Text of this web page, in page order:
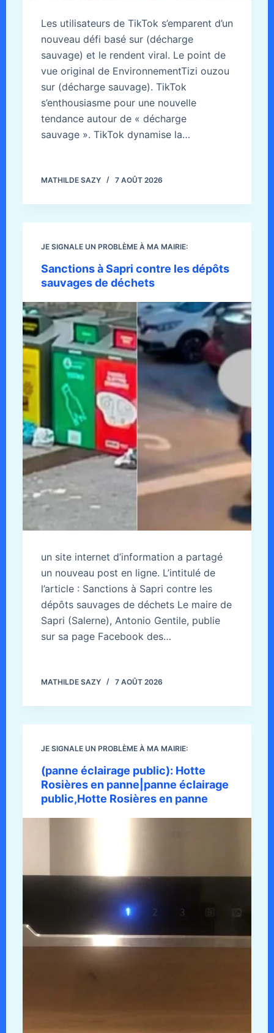
Les utilisateurs de TikTok s’emparent d’un
nouveau défi basé sur (décharge
sauvage) et le rendent viral. Le point de
vue original de EnvironnementTizi ouzou
sur (décharge sauvage). TikTok
s’enthousiasme pour une nouvelle
tendance autour de « décharge
sauvage ». TikTok dynamise la…
MATHILDE SAZY 7 AOÛT 2026
JE SIGNALE UN PROBLÈME À MA MAIRIE:
Sanctions à Sapri contre les dépôts
sauvages de déchets
un site internet d’information a partagé
un nouveau post en ligne. L’intitulé de
l’article : Sanctions à Sapri contre les
dépôts sauvages de déchets Le maire de
Sapri (Salerne), Antonio Gentile, publie
sur sa page Facebook des…
MATHILDE SAZY 7 AOÛT 2026
JE SIGNALE UN PROBLÈME À MA MAIRIE:
(panne éclairage public): Hotte
Rosières en panne|panne éclairage
public,Hotte Rosières en panne